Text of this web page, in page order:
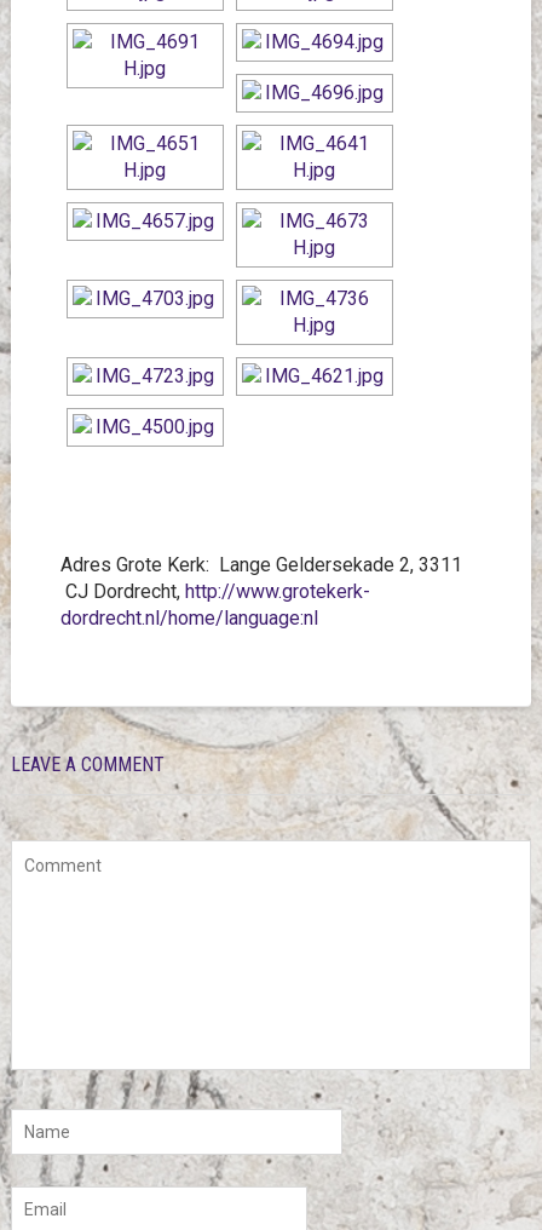
Adres Grote Kerk: Lange Geldersekade 2, 3311
CJ Dordrecht, http://www.grotekerk-
dordrecht.nl/home/language:nl
LEAVE A COMMENT